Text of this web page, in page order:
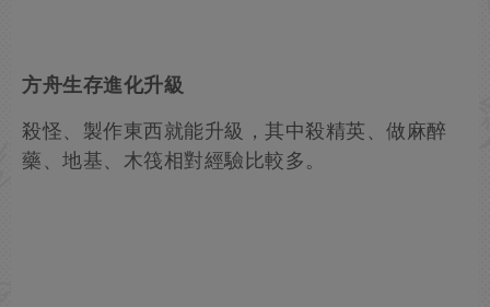
方舟生存進化升級
殺怪、製作東西就能升級，其中殺精英、做麻醉
藥、地基、木筏相對經驗比較多。